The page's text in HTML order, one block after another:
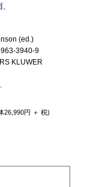
(ed.)
3940-9
KLUWER
26,990円 ＋ 税)